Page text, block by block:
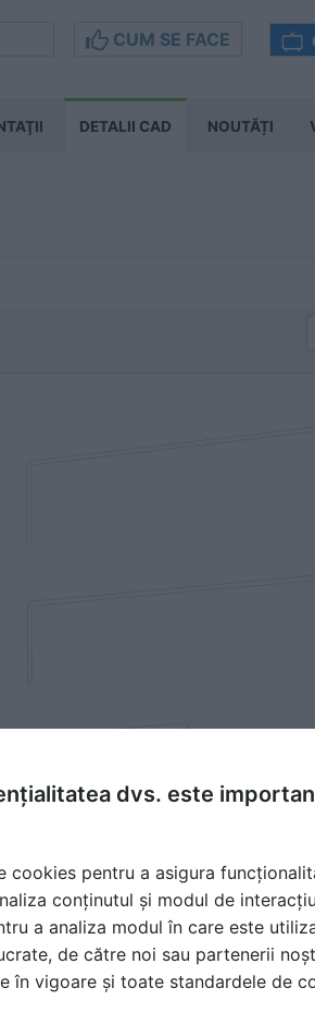
CUM SE FACE
DETALII CAD NOUTĂȚI
dvs. este
pentru a asigura
conținutul și modul de
a analiza modul în care este
de către noi sau partenerii
în vigoare și toate standardele de